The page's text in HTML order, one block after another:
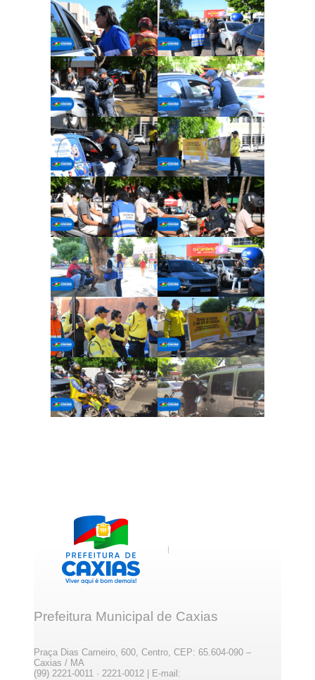
Prefeitura Municipal de Caxias
Praça Dias Carneiro, 600, Centro, CEP: 65.604-090 –
Caxias / MA
(99) 2221-0011 · 2221-0012 | E-mail: